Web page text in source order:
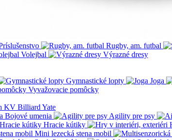
Rugby, am. futbal
Volejbal
Výrazné dresy
Gymnastické lopty Joga
Vyvažovacie pomôcky
KV Billiard Yate
Bojové umenia
Agility pre psy
Hracie kútiky
Mini lezecká stena mobil